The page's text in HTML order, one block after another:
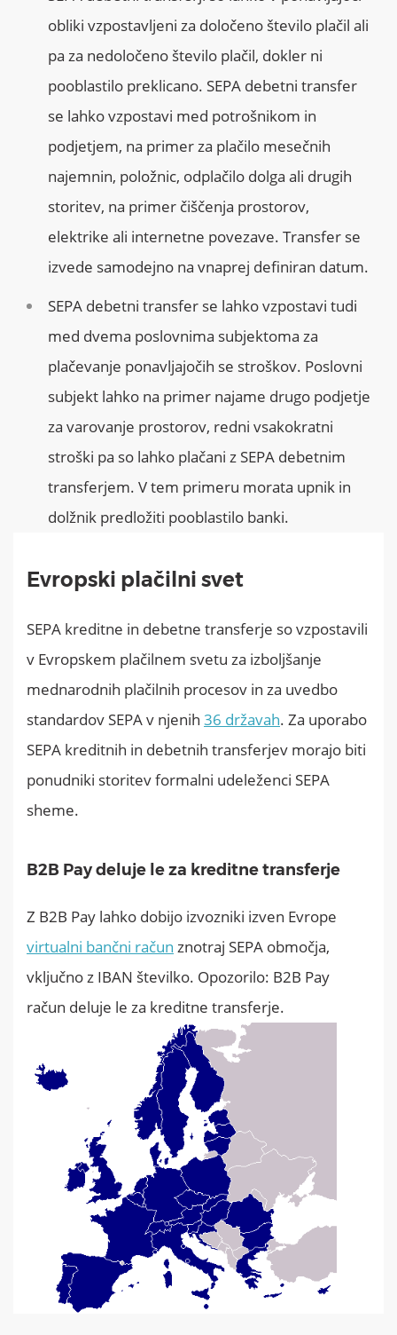
obliki vzpostavljeni za določeno število plačil ali
pa za nedoločeno število plačil, dokler ni
pooblastilo preklicano. SEPA debetni transfer
se lahko vzpostavi med potrošnikom in
podjetjem, na primer za plačilo mesečnih
najemnin, položnic, odplačilo dolga ali drugih
storitev, na primer čiščenja prostorov,
elektrike ali internetne povezave. Transfer se
izvede samodejno na vnaprej definiran datum.
SEPA debetni transfer se lahko vzpostavi tudi
med dvema poslovnima subjektoma za
plačevanje ponavljajočih se stroškov. Poslovni
subjekt lahko na primer najame drugo podjetje
za varovanje prostorov, redni vsakokratni
stroški pa so lahko plačani z SEPA debetnim
transferjem. V tem primeru morata upnik in
dolžnik predložiti pooblastilo banki.
Evropski plačilni svet
SEPA kreditne in debetne transferje so vzpostavili
v Evropskem plačilnem svetu za izboljšanje
mednarodnih plačilnih procesov in za uvedbo
standardov SEPA v njenih 36 državah. Za uporabo
SEPA kreditnih in debetnih transferjev morajo biti
ponudniki storitev formalni udeleženci SEPA
sheme.
B2B Pay deluje le za kreditne transferje
Z B2B Pay lahko dobijo izvozniki izven Evrope
virtualni bančni račun znotraj SEPA območja,
vključno z IBAN številko. Opozorilo: B2B Pay
račun deluje le za kreditne transferje.